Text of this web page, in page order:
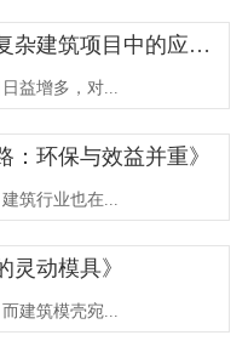
《突破与创新：建筑模壳在复杂建筑项目中的应用》
益增多，对...
：环保与效益并重》
筑行业也在...
灵动模具》
建筑模壳宛...